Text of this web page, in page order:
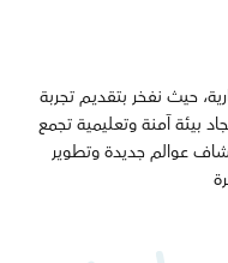
حيث نفخر بتقديـم تجربة
بيئة آمنة وتعليمية تجمع
عوالم جديدة وتطوير